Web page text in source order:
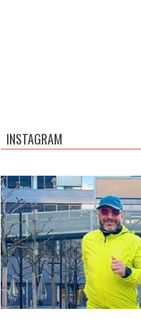
INSTAGRAM